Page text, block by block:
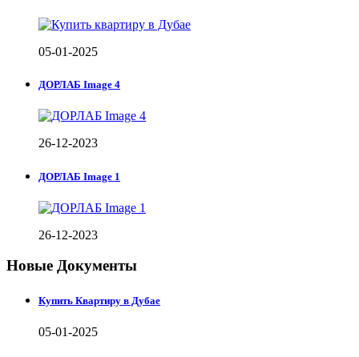
05-01-2025
ДОРЛАБ Image 4
26-12-2023
ДОРЛАБ Image 1
26-12-2023
Новые Документы
Купить Квартиру в Дубае
05-01-2025